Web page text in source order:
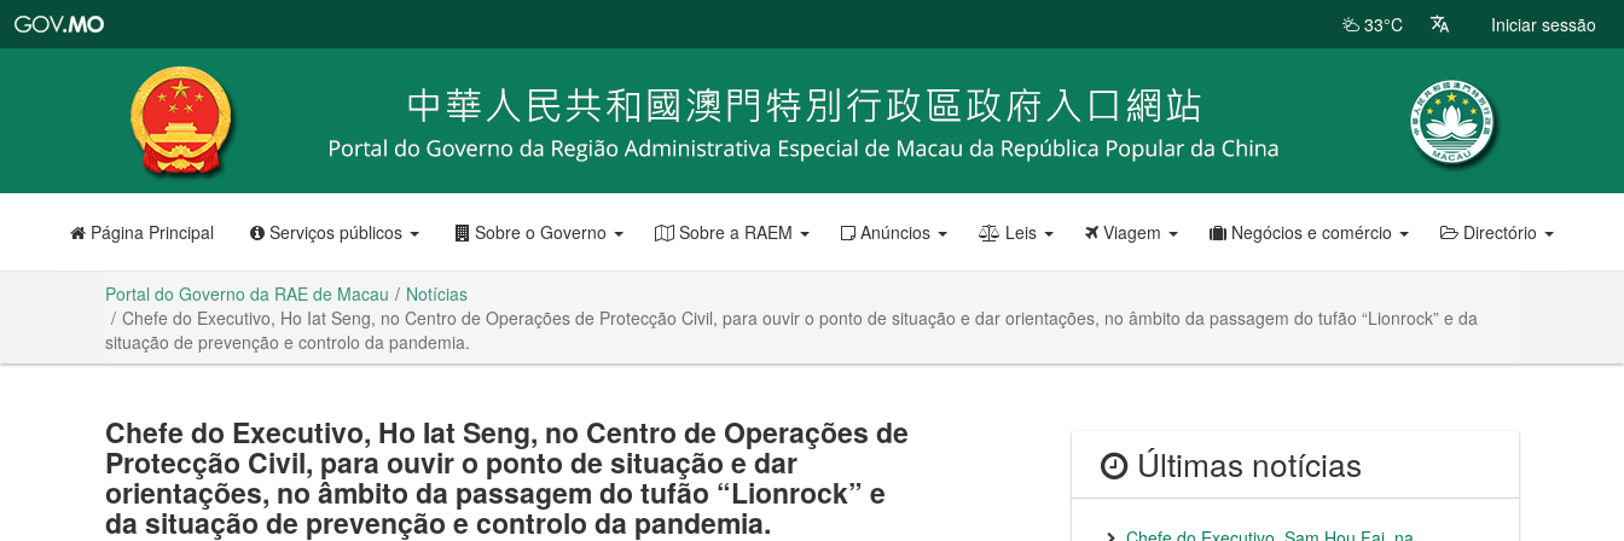
RAE
de
Macau
33°C Iniciar sessão
Página Principal Serviços públicos Sobre o Governo Sobre a RAEM Anúncios Leis Viagem Negócios e comércio Directório
Portal do Governo da RAE de Macau
Notícias
Chefe do Executivo, Ho Iat Seng, no Centro de Operações de Protecção Civil, para ouvir o ponto de situação e dar orientações, no âmbito da passagem do tufão “Lionrock” e da
situação de prevenção e controlo da pandemia.
Chefe do Executivo, Ho Iat Seng, no Centro de Operações de
Protecção Civil, para ouvir o ponto de situação e dar
orientações, no âmbito da passagem do tufão “Lionrock” e
da situação de prevenção e controlo da pandemia.
Últimas notícias